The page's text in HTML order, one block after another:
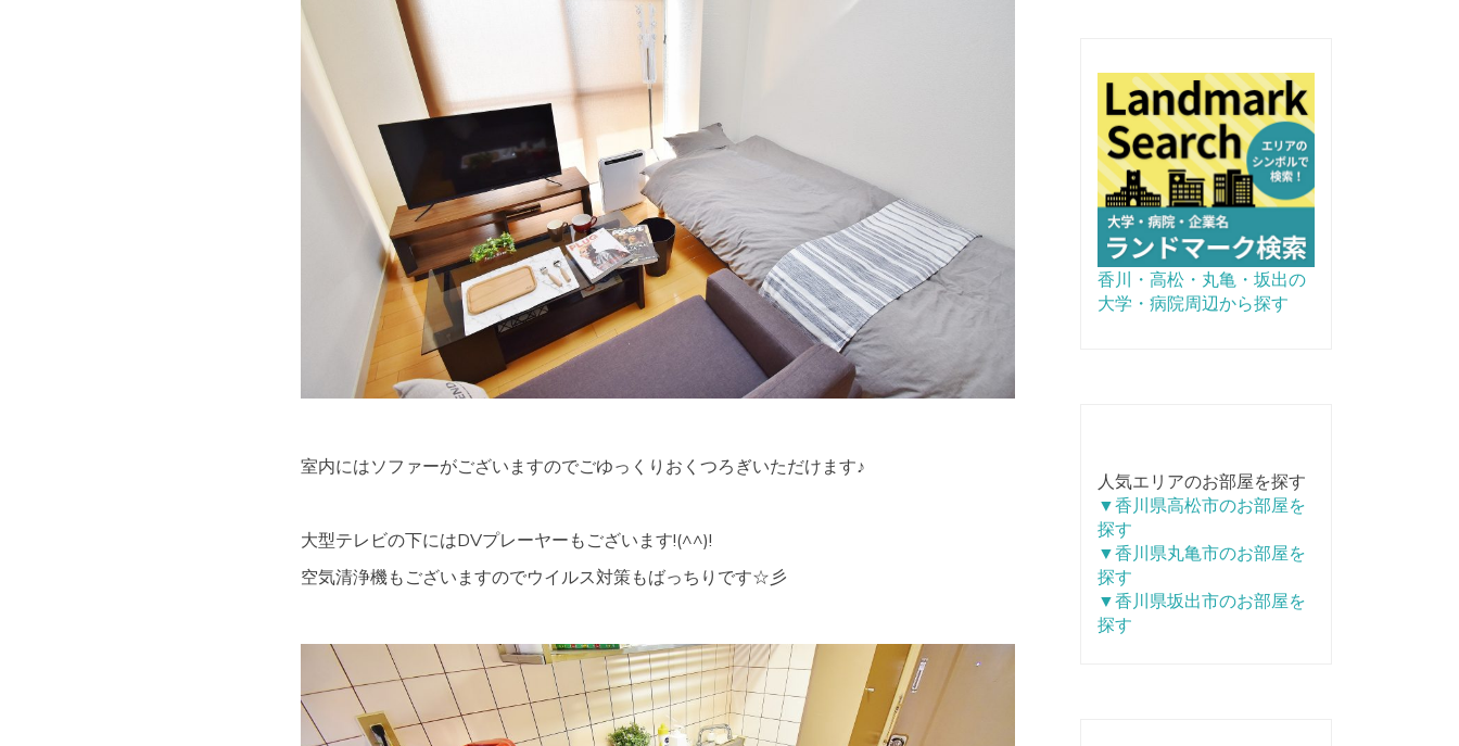
室内にはソファーがございますのでごゆっくりおくつろぎいただけます♪
大型テレビの下にはDVプレーヤーもございます!(^^)!
空気清浄機もございますのでウイルス対策もばっちりです☆彡
香川・高松・丸亀・坂出の
大学・病院周辺から探す
人気エリアのお部屋を探す
▼香川県高松市のお部屋を
探す
▼香川県丸亀市のお部屋を
探す
▼香川県坂出市のお部屋を
探す